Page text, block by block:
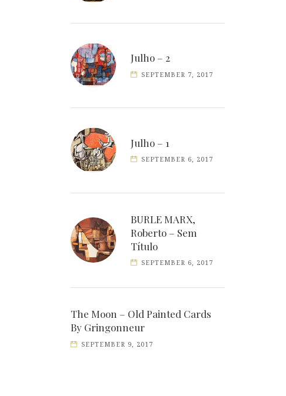
Julho – 2
SEPTEMBER 7, 2017
Julho – 1
SEPTEMBER 6, 2017
BURLE MARX,
Roberto – Sem
Título
SEPTEMBER 6, 2017
The Moon – Old Painted Cards
By Gringonneur
SEPTEMBER 9, 2017